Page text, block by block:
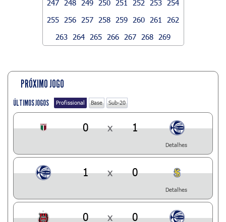
247
248 249 250 251 252 253
254
255
256 257 258 259 260 261
262
263
264 265 266 267 268 269
PRÓXIMO JOGO
ÚLTIMOS JOGOS Profissional Base Sub-20
0 x 1
Detalhes
1 x 0
Detalhes
0 x 0